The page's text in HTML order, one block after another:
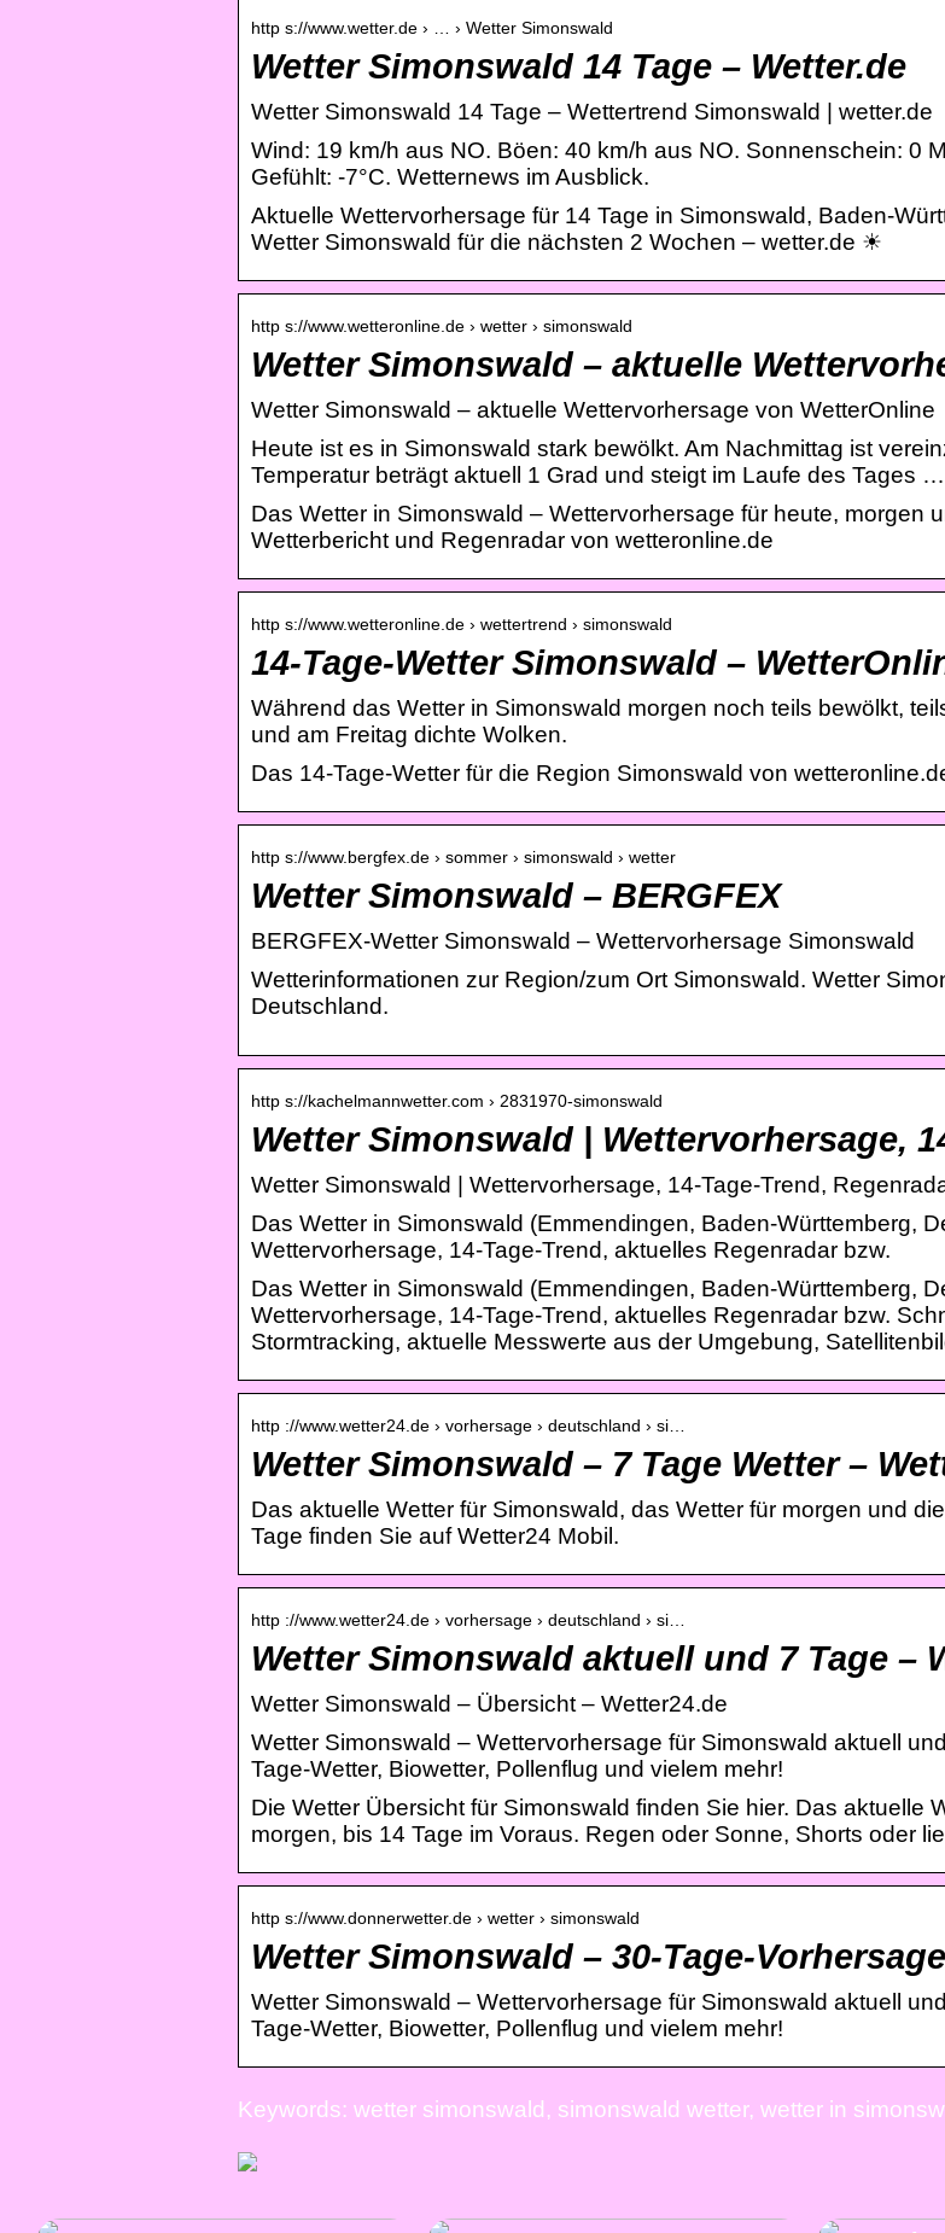
http s://www.wetter.de › … › Wetter Simonswald
Wetter Simonswald 14 Tage – Wetter.de
Wetter Simonswald 14 Tage – Wettertrend Simonswald | wetter.de
Wind: 19 km/h aus NO. Böen: 40 km/h aus NO. Sonnenschein: 0
Gefühlt: -7°C. Wetternews im Ausblick.
Aktuelle Wettervorhersage für 14 Tage in Simonswald, Baden-
Wetter Simonswald für die nächsten 2 Wochen – wetter.de ☀
http s://www.wetteronline.de › wetter › simonswald
Wetter Simonswald – aktuelle
Wetter Simonswald – aktuelle Wettervorhersage von WetterOnline
Heute ist es in Simonswald stark bewölkt. Am Nachmittag ist
Temperatur beträgt aktuell 1 Grad und steigt im Laufe des Tages …
Das Wetter in Simonswald – Wettervorhersage für heute, morgen
Wetterbericht und Regenradar von wetteronline.de
http s://www.wetteronline.de › wettertrend › simonswald
14-Tage-Wetter Simonswald –
Während das Wetter in Simonswald morgen noch teils bewölkt,
und am Freitag dichte Wolken.
Das 14-Tage-Wetter für die Region Simonswald von
http s://www.bergfex.de › sommer › simonswald › wetter
Wetter Simonswald – BERGFEX
BERGFEX-Wetter Simonswald – Wettervorhersage Simonswald
Wetterinformationen zur Region/zum Ort Simonswald. Wetter
Deutschland.
http s://kachelmannwetter.com › 2831970-simonswald
Wetter Simonswald | Wettervorhersage,
Wetter Simonswald | Wettervorhersage, 14-Tage-Trend,
Das Wetter in Simonswald (Emmendingen, Baden-Württemberg,
Wettervorhersage, 14-Tage-Trend, aktuelles Regenradar bzw.
Das Wetter in Simonswald (Emmendingen, Baden-Württemberg,
Wettervorhersage, 14-Tage-Trend, aktuelles Regenradar bzw.
Stormtracking, aktuelle Messwerte aus der Umgebung,
http ://www.wetter24.de › vorhersage › deutschland › si…
Wetter Simonswald – 7 Tage Wetter –
Das aktuelle Wetter für Simonswald, das Wetter für morgen und
Tage finden Sie auf Wetter24 Mobil.
http ://www.wetter24.de › vorhersage › deutschland › si…
Wetter Simonswald aktuell und 7 Tage –
Wetter Simonswald – Übersicht – Wetter24.de
Wetter Simonswald – Wettervorhersage für Simonswald aktuell
Tage-Wetter, Biowetter, Pollenflug und vielem mehr!
Die Wetter Übersicht für Simonswald finden Sie hier. Das aktuelle
morgen, bis 14 Tage im Voraus. Regen oder Sonne, Shorts oder
http s://www.donnerwetter.de › wetter › simonswald
Wetter Simonswald – 30-Tage-
Wetter Simonswald – Wettervorhersage für Simonswald aktuell
Tage-Wetter, Biowetter, Pollenflug und vielem mehr!
Keywords: wetter simonswald, simonswald wetter, wetter in